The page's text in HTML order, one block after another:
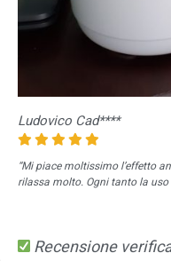
Ludovico Cad****
“Mi piace moltissimo l’effetto
rilassa molto. Ogni tanto la
Recensione